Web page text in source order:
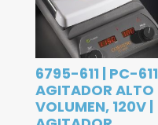
6795-611 | PC-611
AGITADOR ALTO
VOLUMEN, 120V |